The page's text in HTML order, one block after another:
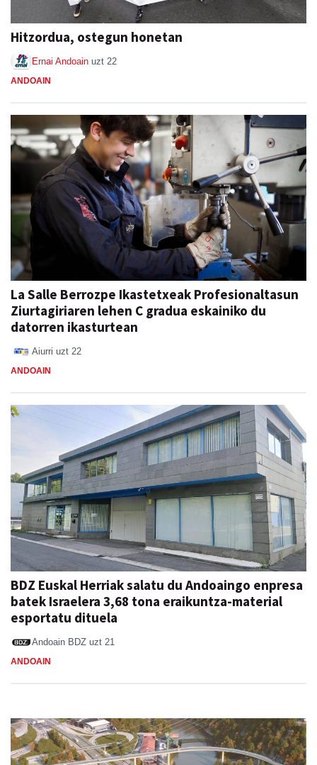
Hitzordua, ostegun honetan
Ernai Andoain uzt 22
ANDOAIN
La Salle Berrozpe Ikastetxeak Profesionaltasun
Ziurtagiriaren lehen C gradua eskainiko du
datorren ikasturtean
Aiurri uzt 22
ANDOAIN
BDZ Euskal Herriak salatu du Andoaingo enpresa
batek Israelera 3,68 tona eraikuntza-material
esportatu dituela
Andoain BDZ uzt 21
ANDOAIN